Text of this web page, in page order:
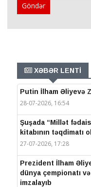
Göndər
XƏBƏR LENTİ
Putin İlham Əliyevə
28-07-2026, 16:54
Şuşada “Millət
kitabının təqdimatı
27-07-2026, 17:28
Prezident İlham
dünya çempionatı
imzalayıb